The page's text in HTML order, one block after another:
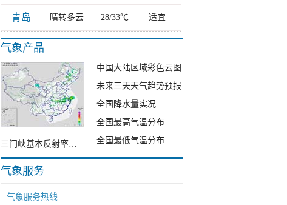
青岛 晴转多云 28/33℃ 适宜
气象产品
三门峡基本反射率单站雷达图
中国大陆区域彩色云图
未来三天天气趋势预报
全国降水量实况
全国最高气温分布
全国最低气温分布
气象服务
气象服务热线